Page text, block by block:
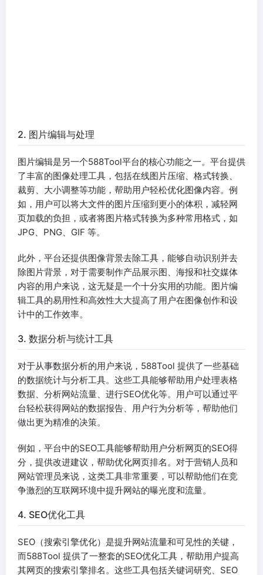
2. 图片编辑与处理
图片编辑是另一个588Tool平台的核心功能之一。平台提供
了丰富的图像处理工具，包括在线图片压缩、格式转换、
裁剪、大小调整等功能，帮助用户轻松优化图像内容。例
如，用户可以将大文件的图片压缩到更小的体积，减轻网
页加载的负担，或者将图片格式转换为多种常用格式，如
JPG、PNG、GIF 等。
此外，平台还提供图像背景去除工具，能够自动识别并去
除图片背景，对于需要制作产品展示图、海报和社交媒体
内容的用户来说，这无疑是一个十分实用的功能。图片编
辑工具的易用性和高效性大大提高了用户在图像创作和设
计中的工作效率。
3. 数据分析与统计工具
对于从事数据分析的用户来说，588Tool 提供了一些基础
的数据统计与分析工具。这些工具能够帮助用户处理表格
数据、分析网站流量、进行SEO优化等。用户可以通过平
台轻松获得网站的数据报告、用户行为分析等，帮助他们
做出更为精准的决策。
例如，平台中的SEO工具能够帮助用户分析网页的SEO得
分，提供改进建议，帮助优化网页排名。对于营销人员和
网站管理员来说，这类工具非常重要，可以帮助他们在竞
争激烈的互联网环境中提升网站的曝光度和流量。
4. SEO优化工具
SEO（搜索引擎优化）是提升网站流量和可见性的关键，
而588Tool 提供了一整套的SEO优化工具，帮助用户提高
其网页的搜索引擎排名。这些工具包括关键词研究、SEO